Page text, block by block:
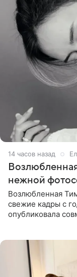
14 часов назад
нежной
Возлюбленная
свежие кадры с
опубликовала